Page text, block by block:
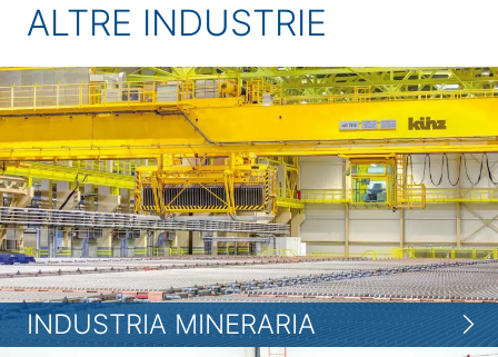
ALTRE INDUSTRIE
INDUSTRIA MINERARIA